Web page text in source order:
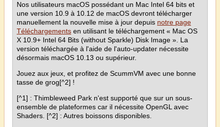
Nos utilisateurs macOS possédant un Mac Intel 64 bits et
une version 10.9 à 10.12 de macOS devront télécharger
manuellement la nouvelle mise à jour depuis notre page
Téléchargements en utilisant le téléchargement « Mac OS
X 10.9+ Intel 64 Bits (without Sparkle) Disk Image ». La
version téléchargée à l'aide de l'auto-updater nécessite
désormais macOS 10.13 ou supérieur.
Jouez aux jeux, et profitez de ScummVM avec une bonne
tasse de grog[^2] !
[^1] : Thimbleweed Park n'est supporté que sur un sous-
ensemble de plateformes car il nécessite OpenGL avec
Shaders. [^2] : Autres boissons disponibles.